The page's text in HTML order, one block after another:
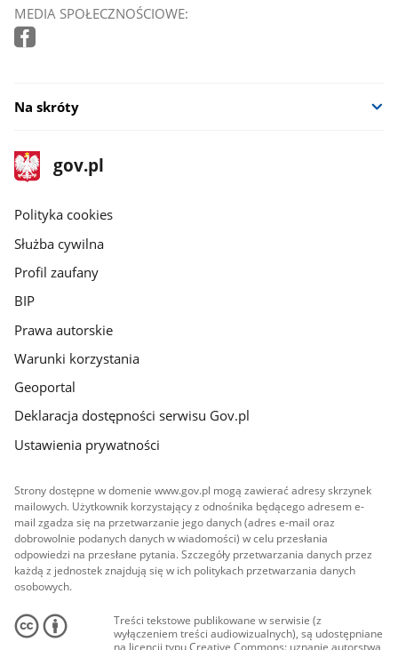
MEDIA SPOŁECZNOŚCIOWE:
Na skróty
stopka
gov.pl
Strona
gov.pl
gov.pl
Polityka cookies
Służba cywilna
Profil zaufany
BIP
Prawa autorskie
Warunki korzystania
Geoportal
Deklaracja dostępności serwisu Gov.pl
Ustawienia prywatności
Strony dostępne w domenie www.gov.pl mogą zawierać adresy skrzynek
mailowych. Użytkownik korzystający z odnośnika będącego adresem e-
mail zgadza się na przetwarzanie jego danych (adres e-mail oraz
dobrowolnie podanych danych w wiadomości) w celu przesłania
odpowiedzi na przesłane pytania. Szczegóły przetwarzania danych przez
każdą z jednostek znajdują się w ich politykach przetwarzania danych
osobowych.
Treści tekstowe publikowane w serwisie (z
wyłączeniem treści audiowizualnych), są udostępniane
na licencji typu Creative Commons: uznanie autorstwa